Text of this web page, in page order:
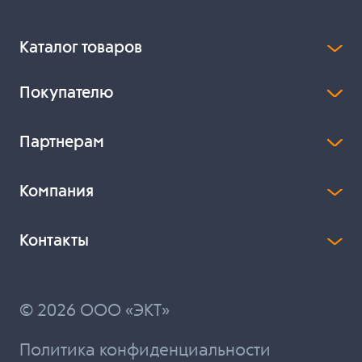
Каталог товаров
Покупателю
Партнерам
Компания
Контакты
© 2026 ООО «ЭКТ»
Политика конфиденциальности